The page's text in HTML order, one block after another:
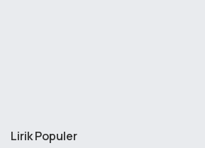
Lirik Populer